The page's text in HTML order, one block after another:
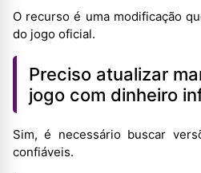
O recurso é uma modificação
do jogo oficial.
Preciso atualizar
jogo com dinheiro
Sim, é necessário buscar
confiáveis.